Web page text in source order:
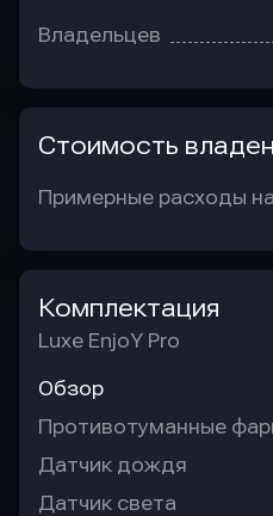
Владельцев
Стоимость
Примерные расходы
Комплектация
Luxe EnjoY Pro
Обзор
Противотуманные
Датчик дождя
Датчик света